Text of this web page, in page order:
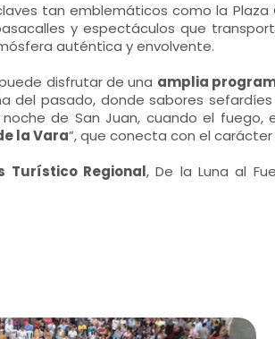
tan emblemáticos como la
y espectáculos que
auténtica y envolvente.
disfrutar de una amplia
del pasado, donde sabores
de San Juan, cuando el
la Vara”, que conecta con el
Turístico Regional, De la Luna al